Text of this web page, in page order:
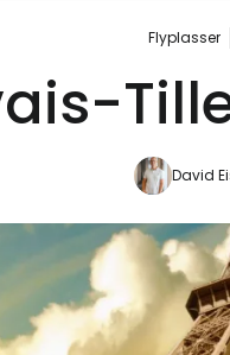
Flyplasser
David